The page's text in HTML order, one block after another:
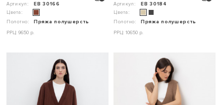
Артикул:
ЕВ 30166
Цвета:
Полотно:
Пряжа полушерсть
РРЦ: 9650 р.
Артикул:
ЕВ 30184
Цвета:
Полотно:
Пряжа полушерсть
РРЦ: 10650 р.